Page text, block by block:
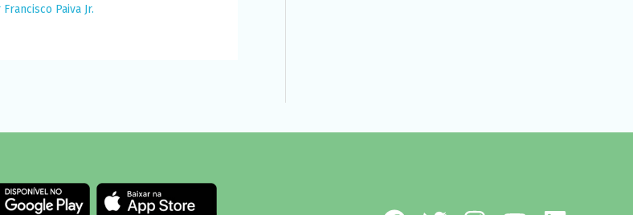
Francisco Paiva Jr.